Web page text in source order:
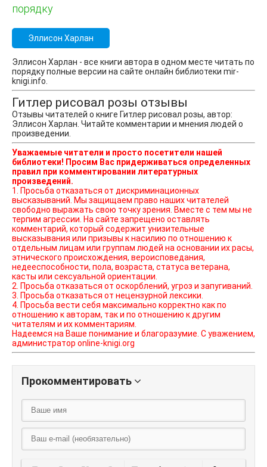
порядку
Эллисон Харлан
Эллисон Харлан - все книги автора в одном месте читать по
порядку полные версии на сайте онлайн библиотеки mir-
knigi.info.
Гитлер рисовал розы отзывы
Отзывы читателей о книге Гитлер рисовал розы, автор:
Эллисон Харлан. Читайте комментарии и мнения людей о
произведении.
Уважаемые читатели и просто посетители нашей
библиотеки! Просим Вас придерживаться определенных
правил при комментировании литературных
произведений.
1. Просьба отказаться от дискриминационных
высказываний. Мы защищаем право наших читателей
свободно выражать свою точку зрения. Вместе с тем мы не
терпим агрессии. На сайте запрещено оставлять
комментарий, который содержит унизительные
высказывания или призывы к насилию по отношению к
отдельным лицам или группам людей на основании их расы,
этнического происхождения, вероисповедания,
недееспособности, пола, возраста, статуса ветерана,
касты или сексуальной ориентации.
2. Просьба отказаться от оскорблений, угроз и запугиваний.
3. Просьба отказаться от нецензурной лексики.
4. Просьба вести себя максимально корректно как по
отношению к авторам, так и по отношению к другим
читателям и их комментариям.
Надеемся на Ваше понимание и благоразумие. С уважением,
администратор online-knigi.org
Прокомментировать